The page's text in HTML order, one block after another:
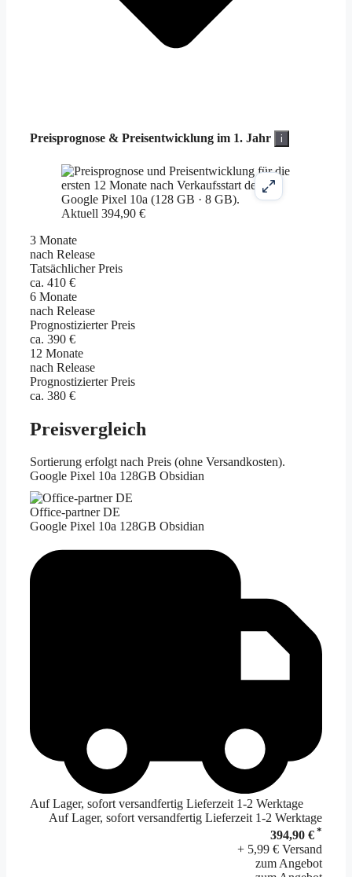
Preisprognose & Preisentwicklung im 1. Jahr i
Aktuell 394,90 €
3 Monate
nach Release
Tatsächlicher Preis
ca. 410 €
6 Monate
nach Release
Prognostizierter Preis
ca. 390 €
12 Monate
nach Release
Prognostizierter Preis
ca. 380 €
Preisvergleich
Sortierung erfolgt nach Preis (ohne Versandkosten).
Google Pixel 10a 128GB Obsidian
Office-partner DE
Google Pixel 10a 128GB Obsidian
Auf Lager, sofort versandfertig Lieferzeit 1-2 Werktage
Auf Lager, sofort versandfertig Lieferzeit 1-2 Werktage
394,90 € *
+ 5,99 € Versand
zum Angebot